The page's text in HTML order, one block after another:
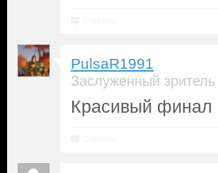
PulsaR1991
Заслуженный зритель
Красивый финал